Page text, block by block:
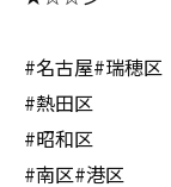
#名古屋#瑞穂区
#熱田区
#昭和区
#南区#港区